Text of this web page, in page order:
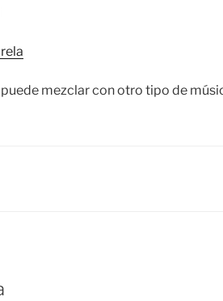
mezclar con otro tipo de